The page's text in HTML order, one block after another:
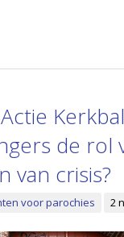
de rol
van crisis?
voor parochies 2